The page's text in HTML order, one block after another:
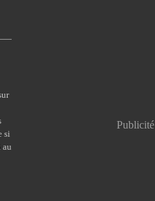
si
au
Publicité